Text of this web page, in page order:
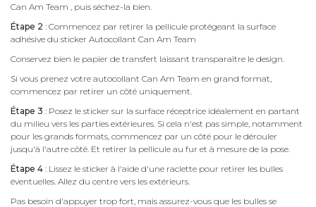
Can Am Team , puis séchez-la bien.
Étape 2 : Commencez par retirer la pellicule protégeant la surface
adhésive du sticker Autocollant Can Am Team
Conservez bien le papier de transfert laissant transparaître le design.
Si vous prenez votre autocollant Can Am Team en grand format,
commencez par retirer un côté uniquement.
Étape 3 : Posez le sticker sur la surface réceptrice idéalement en partant
du milieu vers les parties extérieures. Si cela n'est pas simple, notamment
pour les grands formats, commencez par un côté pour le dérouler
jusqu'à l'autre côté. Et retirer la pellicule au fur et à mesure de la pose.
Étape 4 : Lissez le sticker à l'aide d'une raclette pour retirer les bulles
éventuelles. Allez du centre vers les extérieurs.
Pas besoin d'appuyer trop fort, mais assurez-vous que les bulles se